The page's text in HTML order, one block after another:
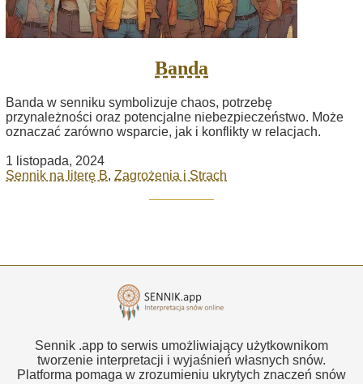
Banda
Banda w senniku symbolizuje chaos, potrzebę
przynależności oraz potencjalne niebezpieczeństwo. Może
oznaczać zarówno wsparcie, jak i konflikty w relacjach.
1 listopada, 2024
Sennik na literę B, Zagrożenia i Strach
Sennik .app to serwis umożliwiający użytkownikom
tworzenie interpretacji i wyjaśnień własnych snów.
Platforma pomaga w zrozumieniu ukrytych znaczeń snów